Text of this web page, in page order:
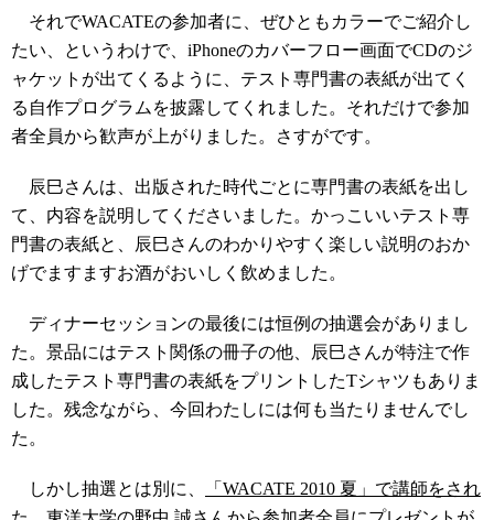
それでWACATEの参加者に、ぜひともカラーでご紹介し
たい、というわけで、iPhoneのカバーフロー画面でCDのジ
ャケットが出てくるように、テスト専門書の表紙が出てく
る自作プログラムを披露してくれました。それだけで参加
者全員から歓声が上がりました。さすがです。
辰巳さんは、出版された時代ごとに専門書の表紙を出し
て、内容を説明してくださいました。かっこいいテスト専
門書の表紙と、辰巳さんのわかりやすく楽しい説明のおか
げでますますお酒がおいしく飲めました。
ディナーセッションの最後には恒例の抽選会がありまし
た。景品にはテスト関係の冊子の他、辰巳さんが特注で作
成したテスト専門書の表紙をプリントしたTシャツもありま
した。残念ながら、今回わたしには何も当たりませんでし
た。
しかし抽選とは別に、
「WACATE 2010 夏」で講師をされ